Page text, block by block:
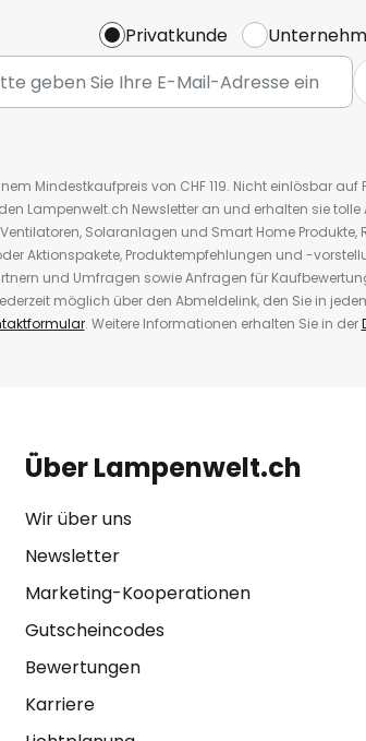
Privatkunde
Mindestkaufpreis von CHF 119. Nicht einlösbar auf
Lampenwelt.ch Newsletter an und erhalten sie
Solaranlagen und Smart Home
Aktionspakete, Produktempfehlungen und -
und Umfragen sowie Anfragen für
möglich über den Abmeldelink, den Sie in
. Weitere Informationen erhalten Sie in der
Über Lampenwelt.ch
Wir über uns
Newsletter
Marketing-Kooperationen
Gutscheincodes
Bewertungen
Karriere